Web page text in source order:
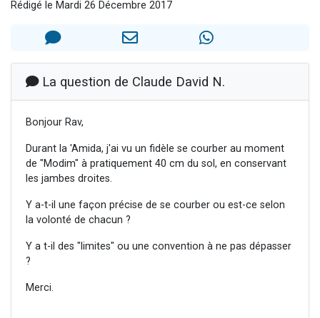
Il reste 49 places pour étudier en groupe sur Zoom
Eva vient de donner son Maasser
Rédigé le Mardi 26 Décembre 2017
La question de Claude David N.
Bonjour Rav,
Durant la 'Amida, j'ai vu un fidèle se courber au moment
de "Modim" à pratiquement 40 cm du sol, en conservant
les jambes droites.
Y a-t-il une façon précise de se courber ou est-ce selon
la volonté de chacun ?
Y a t-il des "limites" ou une convention à ne pas dépasser
?
Merci.